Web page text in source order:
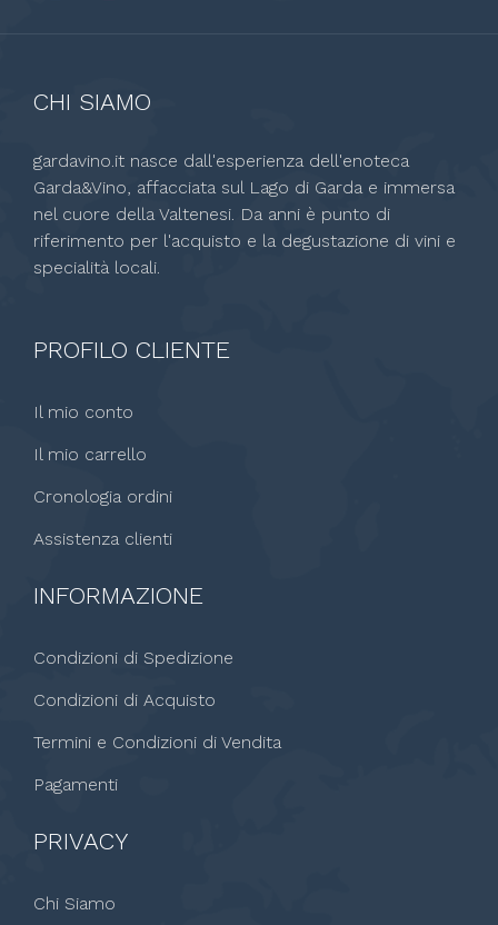
CHI SIAMO
gardavino.it nasce dall'esperienza dell'enoteca
Garda&Vino, affacciata sul Lago di Garda e immersa
nel cuore della Valtenesi. Da anni è punto di
riferimento per l'acquisto e la degustazione di vini e
specialità locali.
PROFILO CLIENTE
Il mio conto
Il mio carrello
Cronologia ordini
Assistenza clienti
INFORMAZIONE
Condizioni di Spedizione
Condizioni di Acquisto
Termini e Condizioni di Vendita
Pagamenti
PRIVACY
Chi Siamo